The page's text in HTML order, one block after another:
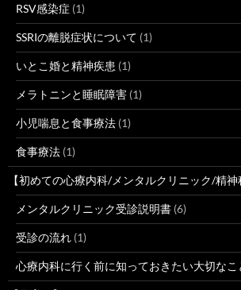
RSV感染症 (1)
SSRIの離脱症状について (1)
いとこ婚と精神疾患 (1)
メラトニンと睡眠障害 (1)
小児喘息と食事療法 (1)
食事療法 (1)
【初めての心療内科/メンタルクリニック/精神
メンタルクリニック受診説明書 (6)
受診の流れ (1)
心療内科に行く前に知っておきたい大切なこ